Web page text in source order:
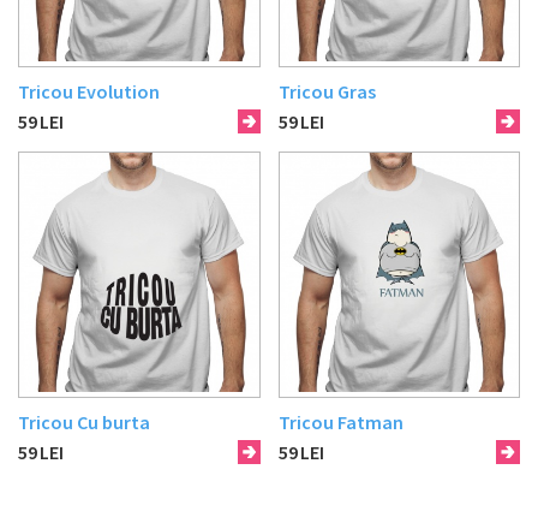
Tricou Evolution
59LEI
Tricou Gras
59LEI
Tricou Cu burta
59LEI
Tricou Fatman
59LEI